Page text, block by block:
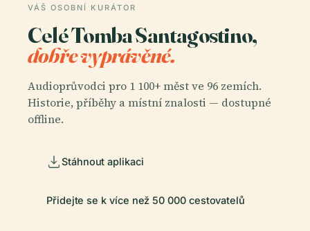
VÁŠ OSOBNÍ KURÁTOR
Celé Tomba Santagostino,
dobře vyprávěné.
Audioprůvodci pro 1 100+ měst ve 96 zemích.
Historie, příběhy a místní znalosti — dostupné
offline.
Stáhnout aplikaci
Přidejte se k více než 50 000 cestovatelů